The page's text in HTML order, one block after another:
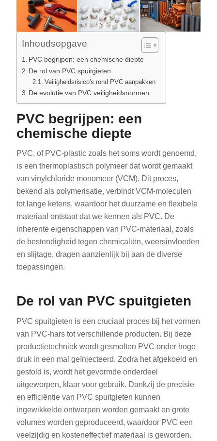
Inhoudsopgave
PVC begrijpen: een chemische diepte
De rol van PVC spuitgieten
Veiligheidsrisico's rond PVC aanpakken
De evolutie van PVC veiligheidsnormen
PVC begrijpen: een
chemische diepte
PVC, of PVC-plastic zoals het soms wordt genoemd,
is een thermoplastisch polymeer dat wordt gemaakt
van vinylchloride monomeer (VCM). Dit proces,
bekend als polymerisatie, verbindt VCM-moleculen
tot lange ketens, waardoor het duurzame en flexibele
materiaal ontstaat dat we kennen als PVC. De
inherente eigenschappen van PVC-materiaal, zoals
de bestendigheid tegen chemicaliën, weersinvloeden
en slijtage, dragen aanzienlijk bij aan de diverse
toepassingen.
De rol van PVC spuitgieten
PVC spuitgieten is een cruciaal proces bij het vormen
van PVC-hars tot verschillende producten. Bij deze
productietechniek wordt gesmolten PVC onder hoge
druk in een mal geïnjecteerd. Zodra het afgekoeld en
gestold is, wordt het gevormde onderdeel
uitgeworpen, klaar voor gebruik. Dankzij de precisie
en efficiëntie van PVC spuitgieten kunnen
ingewikkelde ontwerpen worden gemaakt en grote
volumes worden geproduceerd, waardoor PVC een
veelzijdig en kosteneffectief materiaal is geworden.